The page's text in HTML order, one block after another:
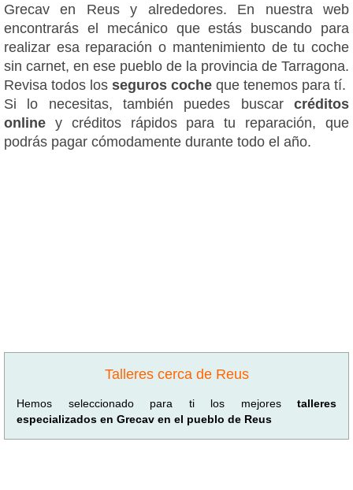
Grecav en Reus y alrededores. En nuestra web
encontrarás el mecánico que estás buscando para
realizar esa reparación o mantenimiento de tu coche
sin carnet, en ese pueblo de la provincia de Tarragona.
Revisa todos los seguros coche que tenemos para tí.
Si lo necesitas, también puedes buscar créditos
online y créditos rápidos para tu reparación, que
podrás pagar cómodamente durante todo el año.
Talleres cerca de Reus
Hemos seleccionado para ti los mejores talleres
especializados en Grecav en el pueblo de Reus